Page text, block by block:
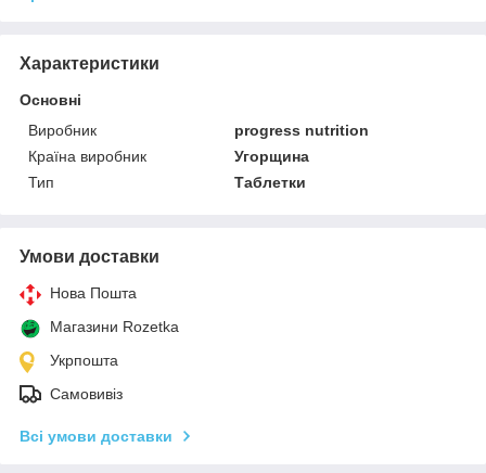
Характеристики
Основні
Виробник
progress nutrition
Країна виробник
Угорщина
Тип
Таблетки
Умови доставки
Нова Пошта
Магазини Rozetka
Укрпошта
Самовивіз
Всі умови доставки